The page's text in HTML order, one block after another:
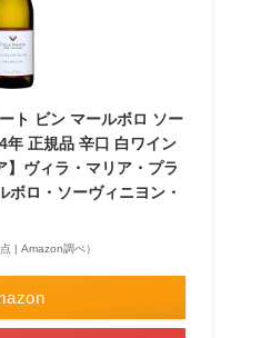
ト ビン マールボロ ソー
年 正規品 辛口 白ワイン
ヴィラ・マリア・プラ
ボロ・ソーヴィニヨン・
| Amazon調べ）